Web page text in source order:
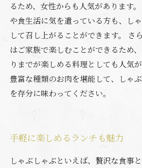
るため、女性からも人気があります
や食生活に気を遣っている方も、し
して召し上がることができます。 さ
はご家族で楽しむことができるため
りまでが楽しめる料理としても人気が
豊富な種類のお肉を堪能して、しゃ
を存分に味わってください。
手軽に楽しめるランチも魅力
しゃぶしゃぶといえば、贅沢な食事